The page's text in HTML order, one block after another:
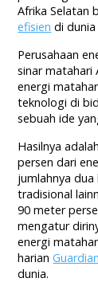
Afrika Selatan
efisien di dunia
Perusahaan
sinar matahari
energi
teknologi di
sebuah ide
Hasilnya
persen dari
jumlahnya
tradisional
90 meter
mengatur
energi
harianGuardian
dunia.